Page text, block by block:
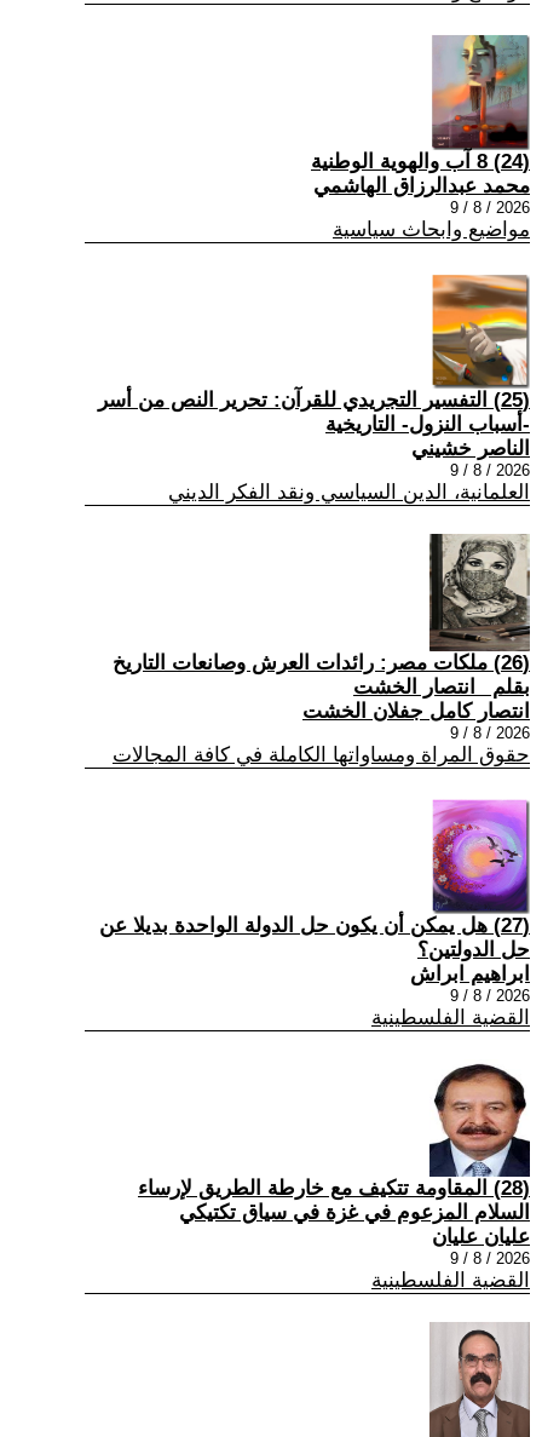
(24) 8 آب والهوية الوطنية
محمد عبدالرزاق الهاشمي
2026 / 8 / 9
مواضيع وابحاث سياسية
(25) التفسير التجريدي للقرآن: تحرير النص من أسر
-أسباب النزول- التاريخية
الناصر خشيني
2026 / 8 / 9
العلمانية، الدين السياسي ونقد الفكر الديني
(26) ملكات مصر: رائدات العرش وصانعات التاريخ
بقلم _انتصار الخشت
انتصار كامل جفلان الخشت
2026 / 8 / 9
حقوق المراة ومساواتها الكاملة في كافة المجالات
(27) هل يمكن أن يكون حل الدولة الواحدة بديلا عن
حل الدولتين؟
ابراهيم ابراش
2026 / 8 / 9
القضية الفلسطينية
(28) المقاومة تتكيف مع خارطة الطريق لإرساء
السلام المزعوم في غزة في سياق تكتيكي
عليان عليان
2026 / 8 / 9
القضية الفلسطينية